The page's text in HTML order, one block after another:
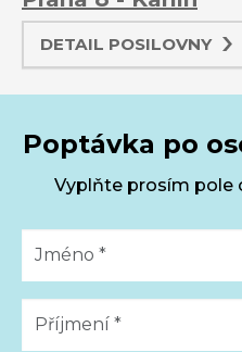
DETAIL POSILOVNY
Poptávka po
Vyplňte prosím pole